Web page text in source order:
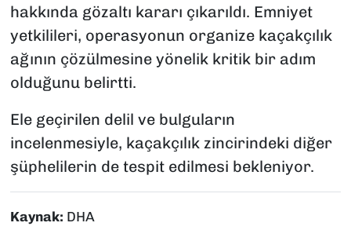
hakkında gözaltı kararı çıkarıldı. Emniyet
yetkilileri, operasyonun organize kaçakçılık
ağının çözülmesine yönelik kritik bir adım
olduğunu belirtti.
Ele geçirilen delil ve bulguların
incelenmesiyle, kaçakçılık zincirindeki diğer
şüphelilerin de tespit edilmesi bekleniyor.
Kaynak: DHA